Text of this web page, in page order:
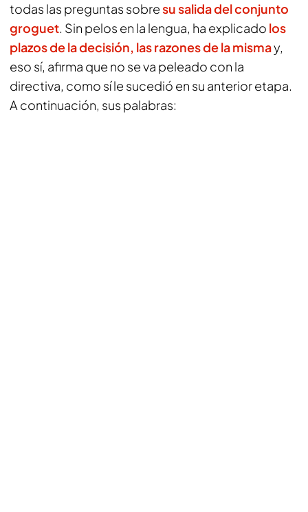
todas las preguntas sobresu salida del conjunto
groguet. Sin pelos en la lengua, ha explicado los
plazos de la decisión, las razones de la mismay,
eso sí, afirma que no se va peleado con la
directiva, como sí le sucedió en su anterior etapa.
A continuación, sus palabras: